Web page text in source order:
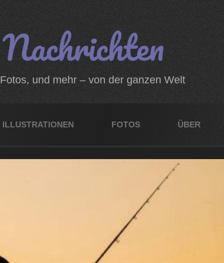
und mehr – von der ganzen Welt
ILLUSTRATIONEN FOTOS ÜBER